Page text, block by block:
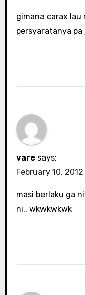
gimana carax
persyaratanya pa
vare says:
February 10,
masi berlaku ga
ni,, wkwkwkwk